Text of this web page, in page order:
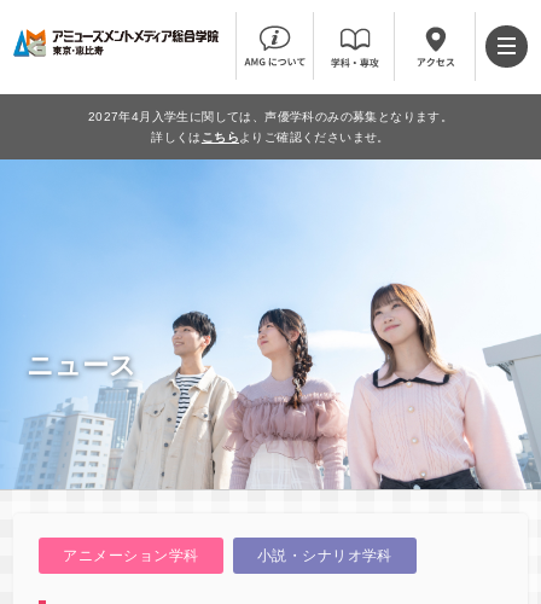
2027年4月入学生に関しては、声優学科のみの募集となります。
詳しくは こちら よりご確認くださいませ。
ニュース
アニメーション学科 小説・シナリオ学科